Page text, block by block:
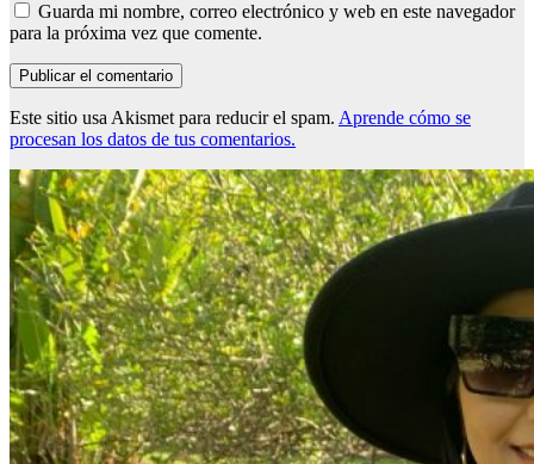
Guarda mi nombre, correo electrónico y web en este navegador
para la próxima vez que comente.
Este sitio usa Akismet para reducir el spam. Aprende cómo se
procesan los datos de tus comentarios.